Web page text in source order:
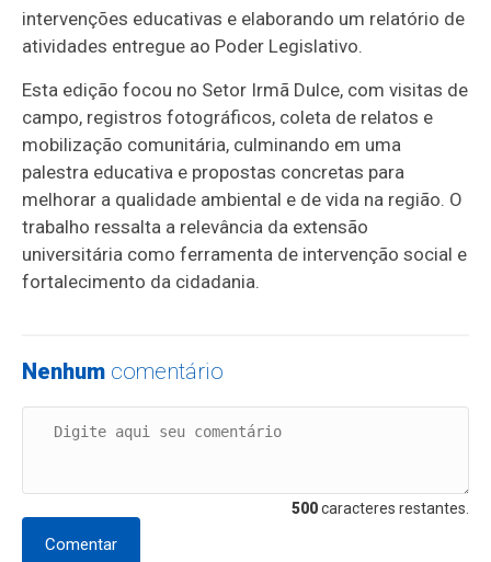
intervenções educativas e elaborando um relatório de
atividades entregue ao Poder Legislativo.
Esta edição focou no Setor Irmã Dulce, com visitas de
campo, registros fotográficos, coleta de relatos e
mobilização comunitária, culminando em uma
palestra educativa e propostas concretas para
melhorar a qualidade ambiental e de vida na região. O
trabalho ressalta a relevância da extensão
universitária como ferramenta de intervenção social e
fortalecimento da cidadania.
Nenhum comentário
500caracteres restantes.
Comentar